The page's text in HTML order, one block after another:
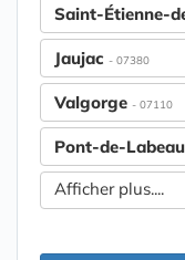
Saint-Étienne-
Jaujac - 07380
Valgorge - 07110
Pont-de-
Afficher plus....